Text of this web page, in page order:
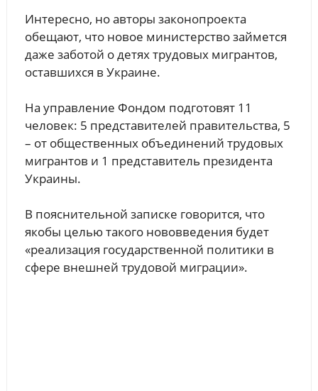
Интересно, но авторы законопроекта
обещают, что новое министерство займется
даже заботой о детях трудовых мигрантов,
оставшихся в Украине.
На управление Фондом подготовят 11
человек: 5 представителей правительства, 5
– от общественных объединений трудовых
мигрантов и 1 представитель президента
Украины.
В пояснительной записке говорится, что
якобы целью такого нововведения будет
«реализация государственной политики в
сфере внешней трудовой миграции».